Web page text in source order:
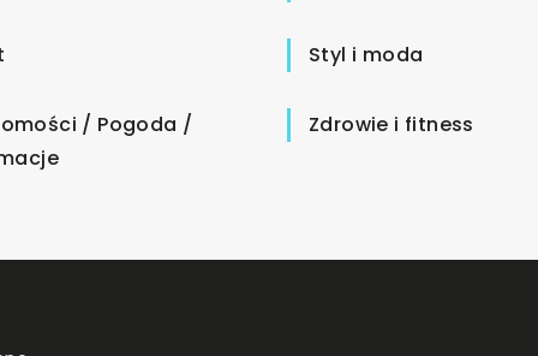
Styl i moda
/ Pogoda /
Zdrowie i fitness